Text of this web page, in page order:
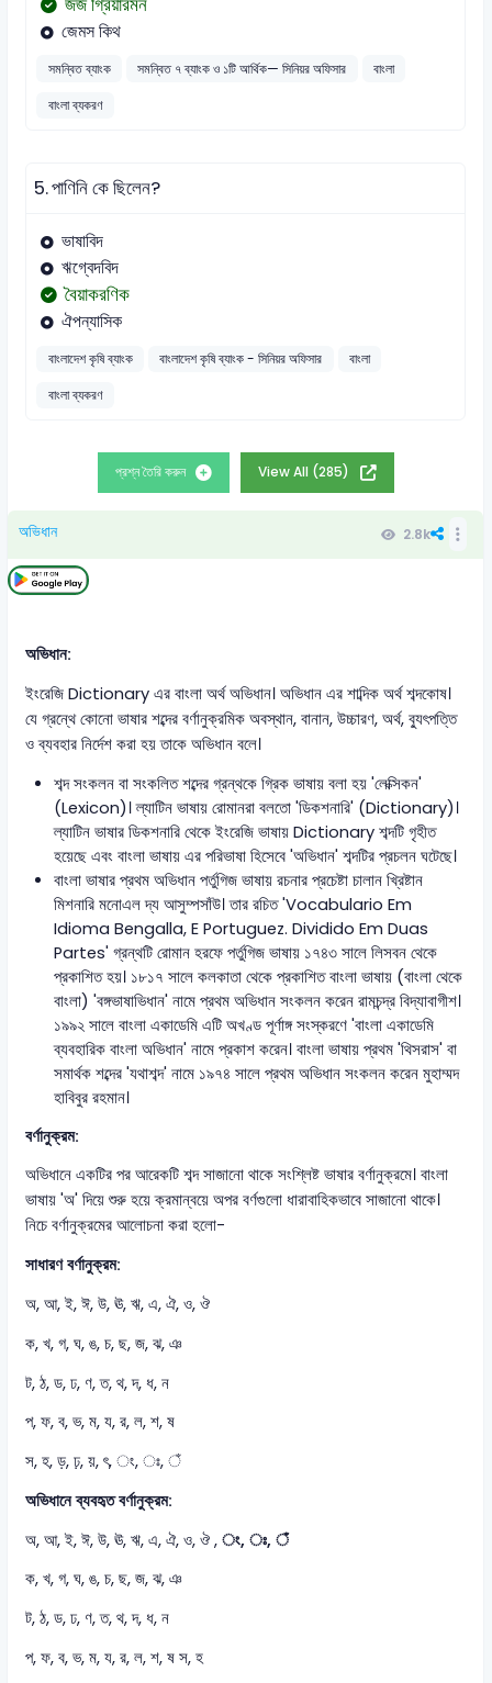
জেমস কিথ
সমন্বিত ব্যাংক সমন্বিত ৭ ব্যাংক ও ১টি আর্থিক— সিনিয়র অফিসার
বাংলা
বাংলা ব্যকরণ
5.পাণিনি কে ছিলেন?
ভাষাবিদ
ঋগ্বেদবিদ
বৈয়াকরণিক
ঐপন্যাসিক
বাংলাদেশ কৃষি ব্যাংক বাংলাদেশ কৃষি ব্যাংক - সিনিয়র অফিসার
বাংলা
বাংলা ব্যকরণ
প্রশ্ন তৈরি করুন View All (285)
অভিধান 2.8k
অভিধান:
ইংরেজি Dictionary এর বাংলা অর্থ অভিধান। অভিধান এর শাব্দিক অর্থ শব্দকোষ।
যে গ্রন্থে কোনো ভাষার শব্দের বর্ণানুক্রমিক অবস্থান, বানান, উচ্চারণ, অর্থ, ব্যুৎপত্তি
ও ব্যবহার নির্দেশ করা হয় তাকে অভিধান বলে।
শব্দ সংকলন বা সংকলিত শব্দের গ্রন্থকে গ্রিক ভাষায় বলা হয় 'লেক্সিকন'
(Lexicon)। ল্যাটিন ভাষায় রোমানরা বলতো 'ডিকশনারি' (Dictionary)।
ল্যাটিন ভাষার ডিকশনারি থেকে ইংরেজি ভাষায় Dictionary শব্দটি গৃহীত
হয়েছে এবং বাংলা ভাষায় এর পরিভাষা হিসেবে 'অভিধান' শব্দটির প্রচলন ঘটেছে।
বাংলা ভাষার প্রথম অভিধান পর্তুগিজ ভাষায় রচনার প্রচেষ্টা চালান খ্রিষ্টান
মিশনারি মনোএল দ্য আসুম্পসাঁউ। তার রচিত 'Vocabulario Em
Idioma Bengalla, E Portuguez. Dividido Em Duas
Partes' গ্রন্থটি রোমান হরফে পর্তুগিজ ভাষায় ১৭৪৩ সালে লিসবন থেকে
প্রকাশিত হয়। ১৮১৭ সালে কলকাতা থেকে প্রকাশিত বাংলা ভাষায় (বাংলা থেকে
বাংলা) 'বঙ্গভাষাভিধান' নামে প্রথম অভিধান সংকলন করেন রামচন্দ্র বিদ্যাবাগীশ।
১৯৯২ সালে বাংলা একাডেমি এটি অখণ্ড পূর্ণাঙ্গ সংস্করণে 'বাংলা একাডেমি
ব্যবহারিক বাংলা অভিধান' নামে প্রকাশ করেন। বাংলা ভাষায় প্রথম 'থিসরাস' বা
সমার্থক শব্দের 'যথাশব্দ' নামে ১৯৭৪ সালে প্রথম অভিধান সংকলন করেন মুহাম্মদ
হাবিবুর রহমান।
বর্ণানুক্রম:
অভিধানে একটির পর আরেকটি শব্দ সাজানো থাকে সংশ্লিষ্ট ভাষার বর্ণানুক্রমে। বাংলা
ভাষায় 'অ' দিয়ে শুরু হয়ে ক্রমান্বয়ে অপর বর্ণগুলো ধারাবাহিকভাবে সাজানো থাকে।
নিচে বর্ণানুক্রমের আলোচনা করা হলো-
সাধারণ বর্ণানুক্রম:
অ, আ, ই, ঈ, উ, ঊ, ঋ, এ, ঐ, ও, ঔ
ক, খ, গ, ঘ, ঙ, চ, ছ, জ, ঝ, ঞ
ট, ঠ, ড, ঢ, ণ, ত, থ, দ, ধ, ন
প, ফ, ব, ভ, ম, য, র, ল, শ, ষ
স, হ, ড়, ঢ়, য়, ৎ, ং, ঃ, ঁ
অভিধানে ব্যবহৃত বর্ণানুক্রম:
অ, আ, ই, ঈ, উ, ঊ, ঋ, এ, ঐ, ও, ঔ ,ং, ঃ, ঁ
ক, খ, গ, ঘ, ঙ, চ, ছ, জ, ঝ, ঞ
ট, ঠ, ড, ঢ, ণ, ত, থ, দ, ধ, ন
প, ফ, ব, ভ, ম, য, র, ল, শ, ষ স, হ